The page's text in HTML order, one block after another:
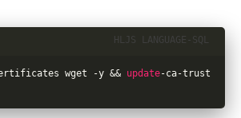
wget -y && update-ca-trust